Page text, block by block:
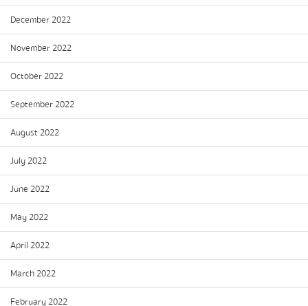
December 2022
November 2022
October 2022
September 2022
August 2022
July 2022
June 2022
May 2022
April 2022
March 2022
February 2022